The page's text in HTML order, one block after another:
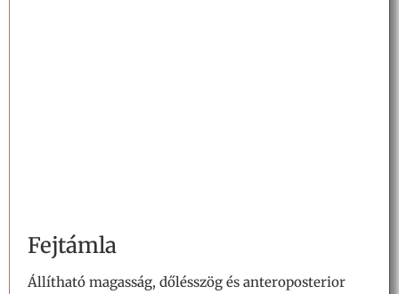
Fejtámla
Állítható magasság, dőlésszög és anteroposterior